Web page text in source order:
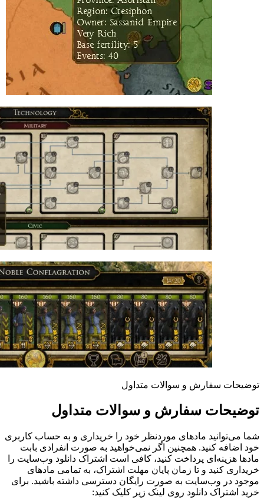
توضیحات سفارش و سوالات متداول
توضیحات سفارش و سوالات متداول
شما می‌توانید مادهای موردنظر خود را خریداری و به حساب کاربری
خود اضافه کنید. همچنین اگر نمی‌خواهید به صورت انفرادی بابت
مادها هزینه‌ای پرداخت کنید، کافی است اشتراک دانلود وب‌سایت را
خریداری کنید و تا زمان پایان مهلت اشتراک، به تمامی مادهای
موجود در وب‌سایت به صورت رایگان دسترسی داشته باشید. برای
خرید اشتراک دانلود روی لینک زیر کلیک کنید: